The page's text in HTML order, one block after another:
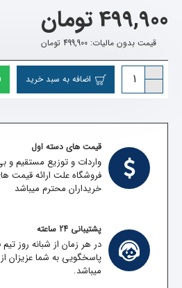
499,900 تومان
قیمت بدون مالیات: 499,900 تومان
اضافه به سبد خرید
قیمت های دسته اول
واردات و توزیع مستقیم و
فروشگاه علت ارائه قیمت
خریداران محترم میباشد
پشتیبانی 24 ساعته
در هر زمان از شبانه روز
پاسخگویی به شما عزیزان
میباشد.